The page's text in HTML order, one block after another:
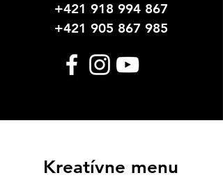
+421 918 994 867
+421 905 867 985
Kreatívne menu